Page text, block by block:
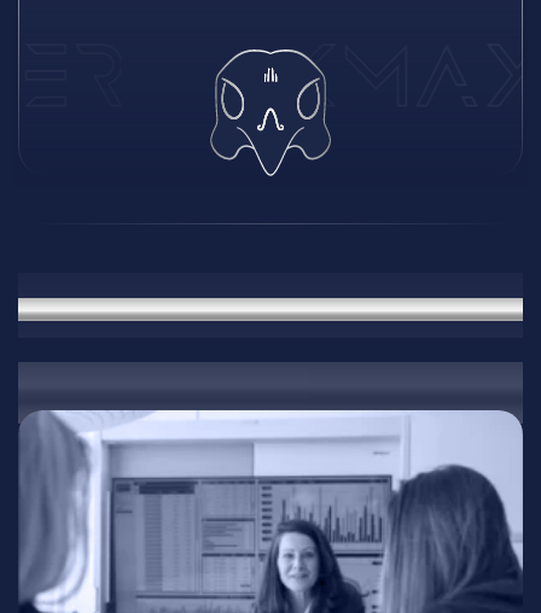
Услуги
персонализирани IT решения за Every нужда
01